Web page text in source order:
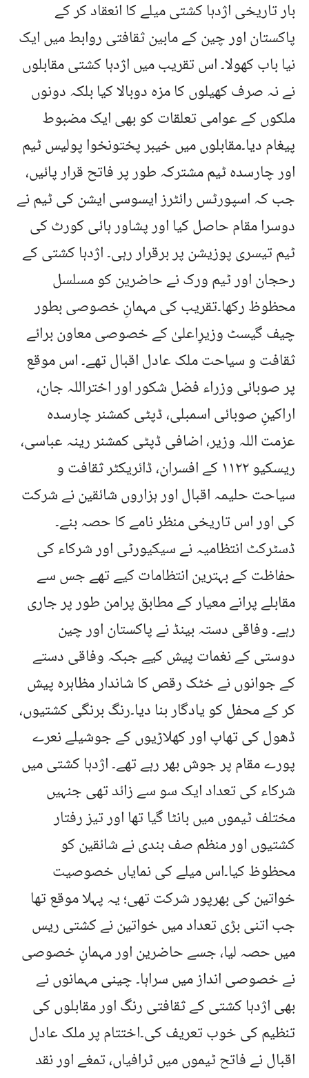
بار تاریخی اژدہا کشتی میلے کا انعقاد کر کے
پاکستان اور چین کے مابین ثقافتی روابط میں ایک
نیا باب کھولا۔ اس تقریب میں اژدہا کشتی مقابلوں
نے نہ صرف کھیلوں کا مزہ دوبالا کیا بلکہ دونوں
ملکوں کے عوامی تعلقات کو بھی ایک مضبوط
پیغام دیا۔مقابلوں میں خیبر پختونخوا پولیس ٹیم
اور چارسدہ ٹیم مشترکہ طور پر فاتح قرار پائیں،
جب کہ اسپورٹس رائٹرز ایسوسی ایشن کی ٹیم نے
دوسرا مقام حاصل کیا اور پشاور ہائی کورٹ کی
ٹیم تیسری پوزیشن پر برقرار رہی۔ اژدہا کشتی کے
رحجان اور ٹیم ورک نے حاضرین کو مسلسل
محظوظ رکھا۔تقریب کی مہمانِ خصوصی بطور
چیف گیسٹ وزیرِاعلیٰ کے خصوصی معاون برائے
ثقافت و سیاحت ملک عادل اقبال تھے۔ اس موقع
پر صوبائی وزراء فضل شکور اور اختراللہ جان،
اراکینِ صوبائی اسمبلی، ڈپٹی کمشنر چارسدہ
عزمت اللہ وزیر، اضافی ڈپٹی کمشنر رینہ عباسی،
ریسکیو ١١٢٢ کے افسران، ڈائریکٹر ثقافت و
سیاحت حلیمہ اقبال اور ہزاروں شائقین نے شرکت
کی اور اس تاریخی منظر نامے کا حصہ بنے۔
ڈسٹرکٹ انتظامیہ نے سیکیورٹی اور شرکاء کی
حفاظت کے بہترین انتظامات کیے تھے جس سے
مقابلے پرانے معیار کے مطابق پرامن طور پر جاری
رہے۔ وفاقی دستہ بینڈ نے پاکستان اور چین
دوستی کے نغمات پیش کیے جبکہ وفاقی دستے
کے جوانوں نے خٹک رقص کا شاندار مظاہرہ پیش
کر کے محفل کو یادگار بنا دیا۔رنگ برنگی کشتیوں،
ڈھول کی تھاپ اور کھلاڑیوں کے جوشیلے نعرے
پورے مقام پر جوش بھر رہے تھے۔ اژدہا کشتی میں
شرکاء کی تعداد ایک سو سے زائد تھی جنہیں
مختلف ٹیموں میں بانٹا گیا تھا اور تیز رفتار
کشتیوں اور منظم صف بندی نے شائقین کو
محظوظ کیا۔اس میلے کی نمایاں خصوصیت
خواتین کی بھرپور شرکت تھی؛ یہ پہلا موقع تھا
جب اتنی بڑی تعداد میں خواتین نے کشتی ریس
میں حصہ لیا، جسے حاضرین اور مہمانِ خصوصی
نے خصوصی انداز میں سراہا۔ چینی مہمانوں نے
بھی اژدہا کشتی کے ثقافتی رنگ اور مقابلوں کی
تنظیم کی خوب تعریف کی۔اختتام پر ملک عادل
اقبال نے فاتح ٹیموں میں ٹرافیاں، تمغے اور نقد